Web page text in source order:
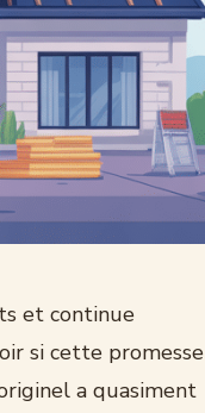
et continue
si cette promesse
a quasiment